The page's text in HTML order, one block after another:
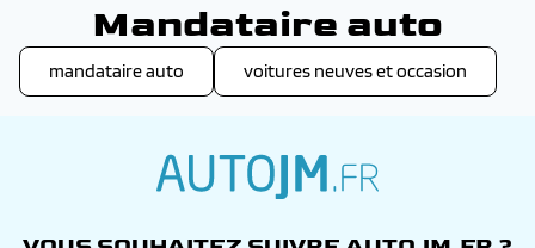
Mandataire auto
mandataire auto voitures neuves et occasion